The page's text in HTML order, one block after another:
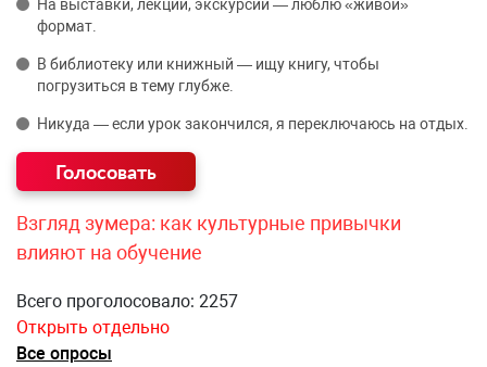
На выставки, лекции, экскурсии — люблю «живой»
формат.
В библиотеку или книжный — ищу книгу, чтобы
погрузиться в тему глубже.
Никуда — если урок закончился, я переключаюсь на отдых.
Взгляд зумера: как культурные привычки
влияют на обучение
Всего проголосовало: 2257
Открыть отдельно
Все опросы